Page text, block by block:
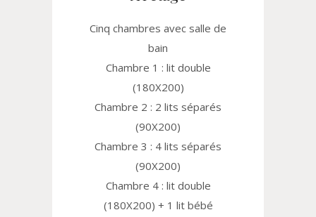
Cinq chambres avec salle de
bain
Chambre 1 : lit double
(180X200)
Chambre 2 : 2 lits séparés
(90X200)
Chambre 3 : 4 lits séparés
(90X200)
Chambre 4 : lit double
(180X200) + 1 lit bébé